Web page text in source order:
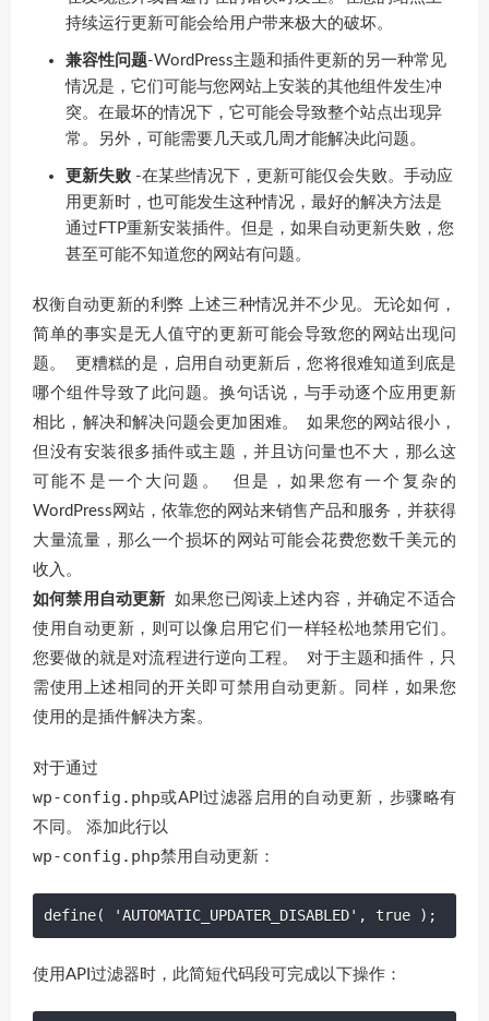
持续运行更新可能会给用户带来极大的破坏。
兼容性问题-WordPress主题和插件更新的另一种常见
情况是，它们可能与您网站上安装的其他组件发生冲
突。在最坏的情况下，它可能会导致整个站点出现异
常。另外，可能需要几天或几周才能解决此问题。
更新失败 -在某些情况下，更新可能仅会失败。手动应
用更新时，也可能发生这种情况，最好的解决方法是
通过FTP重新安装插件。但是，如果自动更新失败，您
甚至可能不知道您的网站有问题。
权衡自动更新的利弊 上述三种情况并不少见。无论如何，
简单的事实是无人值守的更新可能会导致您的网站出现问
题。 更糟糕的是，启用自动更新后，您将很难知道到底是
哪个组件导致了此问题。换句话说，与手动逐个应用更新
相比，解决和解决问题会更加困难。 如果您的网站很小，
但没有安装很多插件或主题，并且访问量也不大，那么这
可能不是一个大问题。 但是，如果您有一个复杂的
WordPress网站，依靠您的网站来销售产品和服务，并获得
大量流量，那么一个损坏的网站可能会花费您数千美元的
收入。
如何禁用自动更新 如果您已阅读上述内容，并确定不适合
使用自动更新，则可以像启用它们一样轻松地禁用它们。
您要做的就是对流程进行逆向工程。 对于主题和插件，只
需使用上述相同的开关即可禁用自动更新。同样，如果您
使用的是插件解决方案。
对于通过
wp-config.php或API过滤器启用的自动更新，步骤略有
不同。 添加此行以
wp-config.php禁用自动更新：
define( 'AUTOMATIC_UPDATER_DISABLED', true );
使用API​​过滤器时，此简短代码段可完成以下操作：